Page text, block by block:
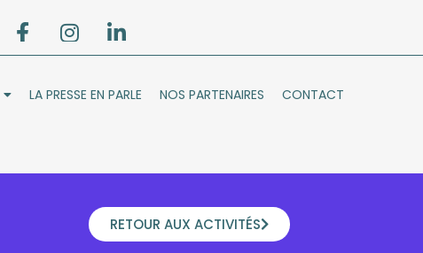
LA PRESSE EN PARLE NOS PARTENAIRES CONTACT
RETOUR AUX ACTIVITÉS